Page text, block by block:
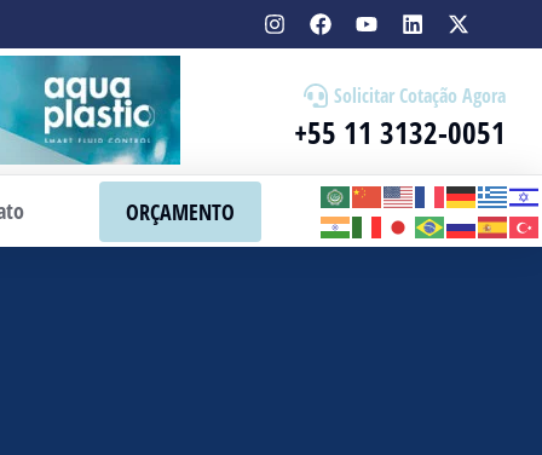
Solicitar Cotação Agora
+55 11 3132-0051
ORÇAMENTO